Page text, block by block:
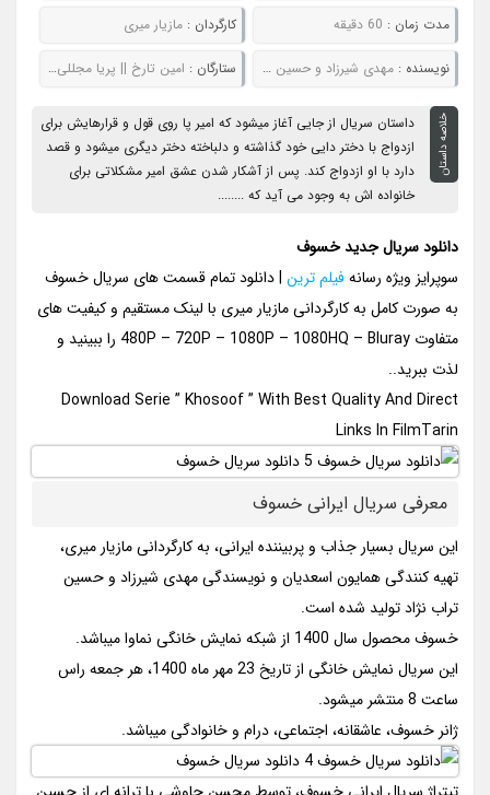
مدت زمان : 60 دقیقه کارگردان : مازیار میری
نويسنده :مهدی شیرزاد و حسین تراب نژاد ستارگان : امین تارخ || پریا مجللی || مینو شریفی || ستاره اسکندری
خلاصه داستان
داستان سریال از جایی آغاز میشود که امیر پا روی قول و قرارهایش برای
ازدواج با دختر دایی خود گذاشته و دلباخته دختر دیگری میشود و قصد
دارد با او ازدواج کند. پس از آشکار شدن عشق امیر مشکلاتی برای
خانواده اش به وجود می آید که ........
دانلود سریال جدید خسوف
سوپرایز ویژه رسانهفیلم ترین | دانلود تمام قسمت های سریال خسوف
به صورت کامل به کارگردانی مازیار میری با لینک مستقیم و کیفیت های
متفاوت 480P – 720P – 1080P – 1080HQ – Bluray را ببینید و
لذت ببرید..
Download Serie ” Khosoof ” With Best Quality And Direct
Links In FilmTarin
معرفی سریال ایرانی خسوف
این سریال بسیار جذاب و پربیننده ایرانی، به کارگردانی مازیار میری،
تهیه کنندگی همایون اسعدیان و نویسندگی مهدی شیرزاد و حسین
تراب نژاد تولید شده است.
خسوف محصول سال 1400 از شبکه نمایش خانگی نماوا میباشد.
این سریال نمایش خانگی از تاریخ 23 مهر ماه 1400، هر جمعه راس
ساعت 8 منتشر میشود.
ژانر خسوف، عاشقانه، اجتماعی، درام و خانوادگی میباشد.